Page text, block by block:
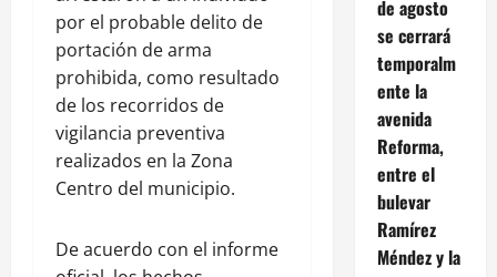
por el probable delito de
portación de arma
prohibida, como resultado
de los recorridos de
vigilancia preventiva
realizados en la Zona
Centro del municipio.
De acuerdo con el informe
de agosto
se cerrará
temporalm
ente la
avenida
Reforma,
entre el
bulevar
Ramírez
Méndez y la